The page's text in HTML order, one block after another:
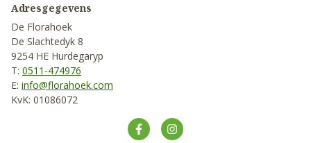
Adresgegevens
De Florahoek
De Slachtedyk 8
9254 HE Hurdegaryp
T: 0511-474976
E: info@florahoek.com
KvK: 01086072